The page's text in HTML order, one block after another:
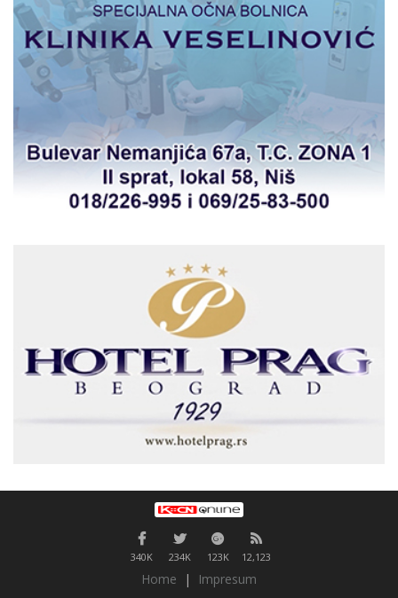
340K 234K 123K 12,123
Home |
Impresum